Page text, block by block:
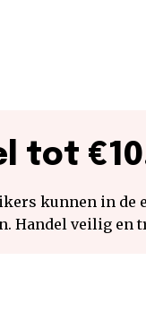
tot
kunnen in de
Handel veilig en